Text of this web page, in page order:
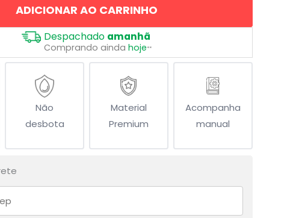
ADICIONAR AO CARRINHO
Despachado amanhã
Comprando ainda hoje**
Não
desbota
Material
Premium
Acompanha
manual